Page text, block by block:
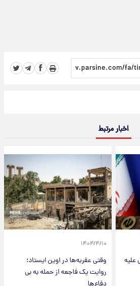
اخبار مرتبط
علیه
۱۴۰۴/۴/۱۰
وقتی عقربه‌ها در اوین ایستاد؛
روایت یک فاجعه از حمله به بی